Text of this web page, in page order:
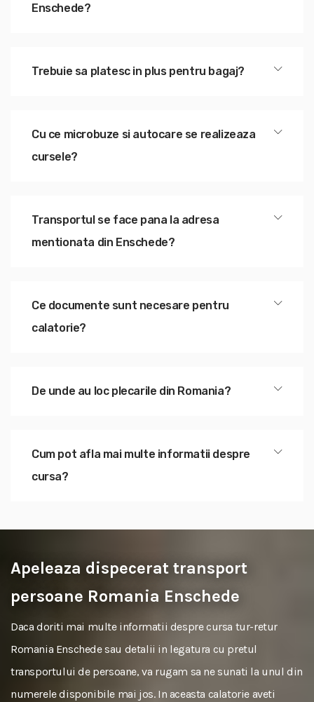
Enschede?
Trebuie sa platesc in plus pentru bagaj?
Cu ce microbuze si autocare se realizeaza
cursele?
Transportul se face pana la adresa
mentionata din Enschede?
Ce documente sunt necesare pentru
calatorie?
De unde au loc plecarile din Romania?
Cum pot afla mai multe informatii despre
cursa?
Apeleaza dispecerat transport
persoane Romania Enschede
Daca doriti mai multe informatii despre cursa tur-retur
Romania Enschede sau detalii in legatura cu pretul
transportului de persoane, va rugam sa ne sunati la unul din
numerele disponibile mai jos. In aceasta calatorie aveti